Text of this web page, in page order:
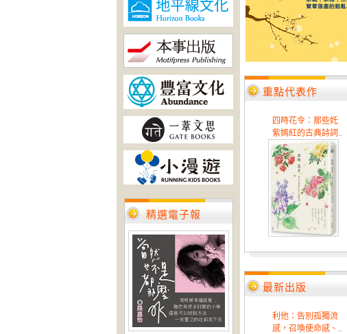
精選電子報
重點代表作
四時花令：那些奼
紫嫣紅的古典詩詞..
最新出版
利他：告別孤獨流
感，召喚使命感、..